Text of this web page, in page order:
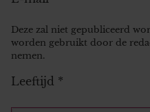
Deze zal niet gepubliceerd
worden gebruikt door de
nemen.
Leeftijd *